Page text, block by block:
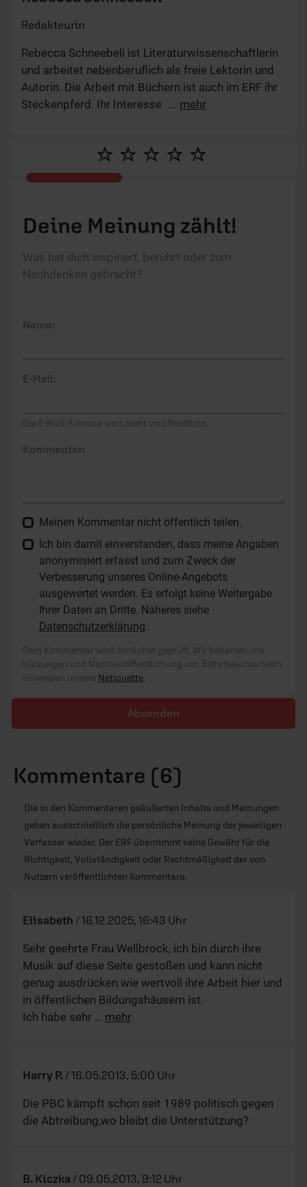
Redakteurin
Rebecca Schneebeli ist Literaturwissenschaftlerin
und arbeitet nebenberuflich als freie Lektorin und
Autorin. Die Arbeit mit Büchern ist auch im ERF ihr
Steckenpferd. Ihr Interesse gilt hier vor allem dem
Lebensthemen möchte sie Menschen ermutigen.
... mehr
Deine Meinung zählt!
Was hat dich inspiriert, berührt oder zum
Nachdenken gebracht?
Name:
E-Mail:
Die E-Mail-Adresse wird nicht veröffentlicht.
Kommentar:
Meinen Kommentar nicht öffentlich teilen.
Ich bin damit einverstanden, dass meine Angaben
anonymisiert erfasst und zum Zweck der
Verbesserung unseres Online-Angebots
ausgewertet werden. Es erfolgt keine Weitergabe
Ihrer Daten an Dritte. Näheres siehe
Datenschutzerklärung.
Dein Kommentar wird zunächst geprüft. Wir behalten uns
Kürzungen und Nichtveröffentlichung vor. Bitte beachte beim
Schreiben unsere Netiquette.
Absenden
Kommentare (6)
Die in den Kommentaren geäußerten Inhalte und Meinungen
geben ausschließlich die persönliche Meinung der jeweiligen
Verfasser wieder. Der ERF übernimmt keine Gewähr für die
Richtigkeit, Vollständigkeit oder Rechtmäßigkeit der von
Nutzern veröffentlichten Kommentare.
Elisabeth / 16.12.2025, 16:43 Uhr
Sehr geehrte Frau Wellbrock, ich bin durch ihre
Musik auf diese Seite gestoßen und kann nicht
genug ausdrücken wie wertvoll ihre Arbeit hier und
in öffentlichen Bildungshäusern ist.
Ich habe sehr … mehr
Harry P. / 16.05.2013, 5:00 Uhr
Die PBC kämpft schon seit 1989 politisch gegen
die Abtreibung,wo bleibt die Unterstützung?
B. Kiczka / 09.05.2013, 9:12 Uhr